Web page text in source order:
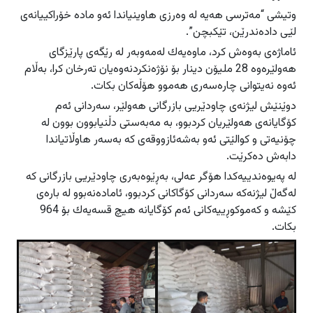
وتیشی “مه‌ترسی هه‌یه‌ له‌ وه‌رزى هاوینیاندا ئه‌و ماده‌ خۆراكییانه‌ى
لێى داده‌ندرێن، تێكبچن”.
ئاماژه‌ى به‌وه‌ش كرد، ماوه‌یه‌ك له‌مه‌وبه‌ر له‌ رێگه‌ى پارێزگاى
هه‌ولێره‌وه‌ 28 ملیۆن دینار بۆ نۆژه‌نكردنه‌وه‌یان ته‌رخان كرا، به‌ڵام
ئه‌وه‌ نه‌یتوانى چاره‌سه‌رى هه‌موو هۆڵه‌كان بكات.
دوێنێش لیژنه‌ى چاودێریی بازرگانى هه‌ولێر، سه‌ردانى ئه‌م
كۆگایانه‌ی هه‌ولێریان كردبوو، بە مەبەستی دڵنیابوون بوون لە
چۆنیەتی و کوالێتی ئەو بەشەئازووقەی کە بەسەر هاوڵاتیاندا
دابەش دەکرێت.
له‌ په‌یوه‌ندییه‌كدا هۆگر عه‌لى، به‌ڕێوه‌به‌رى چاودێریی بازرگانى كه‌
له‌گه‌ڵ لیژنه‌كه‌ سه‌ردانى كۆگاكانى كردبوو، ئاماده‌نه‌بوو له‌ باره‌ى
كێشه‌ و كه‌موكوڕییه‌كانى ئه‌م كۆگایانه‌ هیچ قسه‌یه‌ك بۆ 964
بكات.